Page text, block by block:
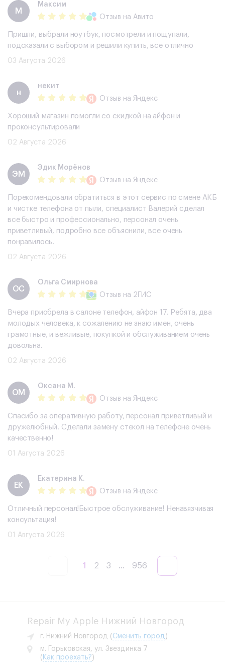
М
Максим
Отзыв на Авито
Пришли, выбрали ноутбук, посмотрели и пощупали,
подсказали с выбором и решили купить, все отлично
03 Августа 2026
н
некит
Отзыв на Яндекс
Хороший магазин помогли со скидкой на айфон и
проконсультировали
02 Августа 2026
ЭМ
Эдик Морёнов
Отзыв на Яндекс
Порекомендовали обратиться в этот сервис по смене АКБ
и чистке телефона от пыли, специалист Валерий сделал
все быстро и профессионально, персонал очень
приветливый, подробно все объяснили, все очень
понравилось.
02 Августа 2026
ОС
Ольга Смирнова
Отзыв на 2ГИС
Вчера приобрела в салоне телефон, айфон 17. Ребята, два
молодых человека, к сожалению не знаю имен, очень
грамотные, и вежливые, покупкой и обслуживанием очень
довольна.
02 Августа 2026
ОМ
Оксана М.
Отзыв на Яндекс
Спасибо за оперативную работу, персонал приветливый и
дружелюбный. Сделали замену стекол на телефоне очень
качественно!
01 Августа 2026
ЕК
Екатерина К.
Отзыв на Яндекс
Отличный персонал!Быстрое обслуживание! Ненавязчивая
консультация!
01 Августа 2026
1 2 3 ... 956
Repair My Apple Нижний Новгород
г. Нижний Новгород ( Сменить город )
м. Горьковская, ул. Звездинка 7
( Как проехать? )